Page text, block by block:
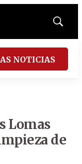
Mostrar
NOTICIAS
Lomas
de